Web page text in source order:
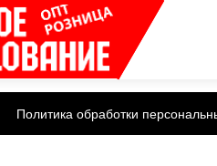
Политика обработки